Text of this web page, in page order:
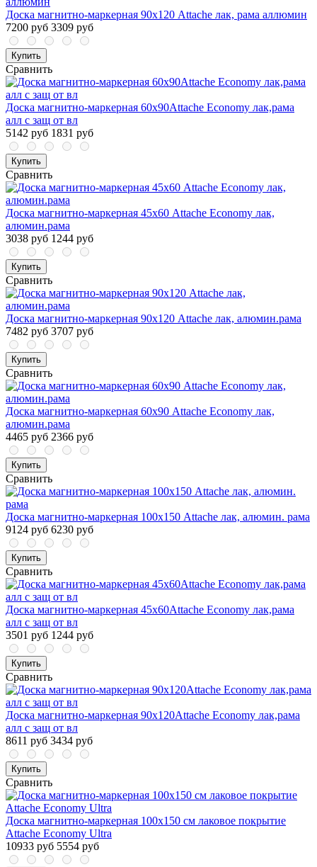
Доска магнитно-маркерная 90х120 Attache лак, рама аллюмин
7200 руб 3309 руб
Купить
Сравнить
Доска магнитно-маркерная 60х90Attache Economy лак,рама
алл с защ от вл
5142 руб 1831 руб
Купить
Сравнить
Доска магнитно-маркерная 45х60 Attache Economy лак,
алюмин.рама
3038 руб 1244 руб
Купить
Сравнить
Доска магнитно-маркерная 90х120 Attache лак, алюмин.рама
7482 руб 3707 руб
Купить
Сравнить
Доска магнитно-маркерная 60х90 Attache Economy лак,
алюмин.рама
4465 руб 2366 руб
Купить
Сравнить
Доска магнитно-маркерная 100х150 Attache лак, алюмин. рама
9124 руб 6230 руб
Купить
Сравнить
Доска магнитно-маркерная 45х60Attache Economy лак,рама
алл с защ от вл
3501 руб 1244 руб
Купить
Сравнить
Доска магнитно-маркерная 90х120Attache Economy лак,рама
алл с защ от вл
8611 руб 3434 руб
Купить
Сравнить
Доска магнитно-маркерная 100х150 см лаковое покрытие
Attache Economy Ultra
10933 руб 5554 руб